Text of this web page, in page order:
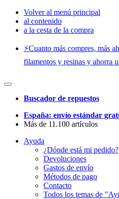
Volver al menú principal
al contenido
a la cesta de la compra
⚡️Cuanto más compres, más
filamentos y resinas y ahorra
Buscador de repuestos
España: envío estándar
Más de 11.100 artículos
Ayuda
¿Dónde está mi pedido?
Devoluciones
Gastos de envío
Métodos de pago
Contacto
Todos los temas de